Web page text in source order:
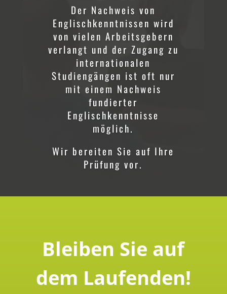
Der Nachweis von
Englischkenntnissen wird
von vielen Arbeitsgebern
verlangt und der Zugang zu
internationalen
Studiengängen ist oft nur
mit einem Nachweis
fundierter
Englischkenntnisse
möglich.
Wir bereiten Sie auf Ihre
Prüfung vor.
Bleiben Sie auf
dem Laufenden!